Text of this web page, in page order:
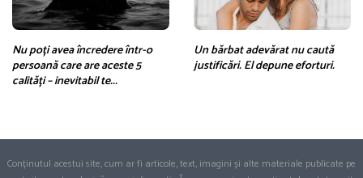
Nu poți avea încredere într-o
persoană care are aceste 5
calități – inevitabil te...
Un bărbat adevărat nu caută
justificări. El depune eforturi.
Conținutul acestui site, cum ar fi articole, text, imagini și alte materiale publicate pe